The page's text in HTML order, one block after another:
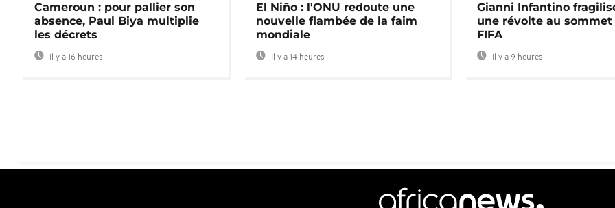
Cameroun : pour pallier son
absence, Paul Biya multiplie
les décrets
Il y a 16 heures
El Niño : l'ONU redoute une
nouvelle flambée de la faim
mondiale
Il y a 14 heures
Gianni Infantino
une révolte au sommet
FIFA
Il y a 9 heures